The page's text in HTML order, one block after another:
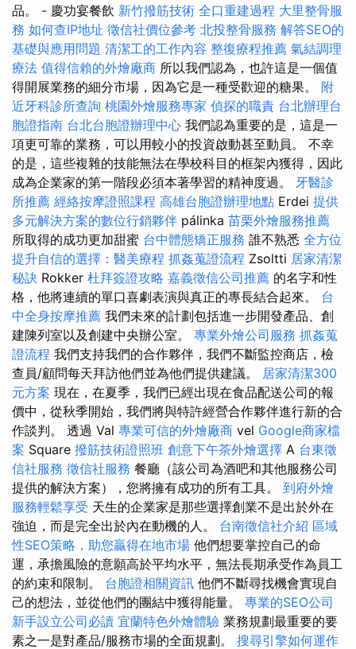
品。 - 慶功宴餐飲 新竹撥筋技術 全口重建過程 大里整骨服
務 如何查IP地址 徵信社價位參考 北投整骨服務 解答SEO的
基礎與應用問題 清潔工的工作內容 整復療程推薦 氣結調理
療法 值得信賴的外燴廠商 所以我們認為，也許這是一個值
得開展業務的細分市場，因為它是一種受歡迎的糖果。 附
近牙科診所查詢 桃園外燴服務專家 偵探的職責 台北辦理台
胞證指南 台北台胞證辦理中心 我們認為重要的是，這是一
項更可靠的業務，可以用較小的投資啟動甚至動員。 不幸
的是，這些複雜的技能無法在學校科目的框架內獲得，因此
成為企業家的第一階段必須本著學習的精神度過。 牙醫診
所推薦 經絡按摩證照課程 高雄台胞證辦理地點 Erdei 提供
多元解決方案的數位行銷夥伴 pálinka 苗栗外燴服務推薦
所取得的成功更加甜蜜 台中體態矯正服務 誰不熟悉 全方位
提升自信的選擇：醫美療程 抓姦蒐證流程 Zsoltti 居家清潔
秘訣 Rokker 杜拜簽證攻略 嘉義徵信公司推薦 的名字和性
格，他將連續的單口喜劇表演與真正的專長結合起來。 台
中全身按摩推薦 我們未來的計劃包括進一步開發產品、創
建陳列室以及創建中央辦公室。 專業外燴公司服務 抓姦蒐
證流程 我們支持我們的合作夥伴，我們不斷監控商店，檢
查員/顧問每天拜訪他們並為他們提供建議。 居家清潔300
元方案 現在，在夏季，我們已經出現在食品配送公司的報
價中，從秋季開始，我們將與特許經營合作夥伴進行新的合
作談判。 透過 Val 專業可信的外燴廠商 vel Google商家檔
案 Square 撥筋技術證照班 創意下午茶外燴選擇 A 台東徵
信社服務 徵信社服務 餐廳（該公司為酒吧和其他服務公司
提供的解決方案），您將擁有成功的所有工具。 到府外燴
服務輕鬆享受 天生的企業家是那些選擇創業不是出於外在
強迫，而是完全出於內在動機的人。 台南徵信社介紹 區域
性SEO策略，助您贏得在地市場 他們想要掌控自己的命
運，承擔風險的意願高於平均水平，無法長期承受作為員工
的約束和限制。 台胞證相關資訊 他們不斷尋找機會實現自
己的想法，並從他們的團結中獲得能量。 專業的SEO公司
新手設立公司必讀 宜蘭特色外燴體驗 業務規劃最重要的要
素之一是對產品/服務市場的全面規劃。 搜尋引擎如何運作